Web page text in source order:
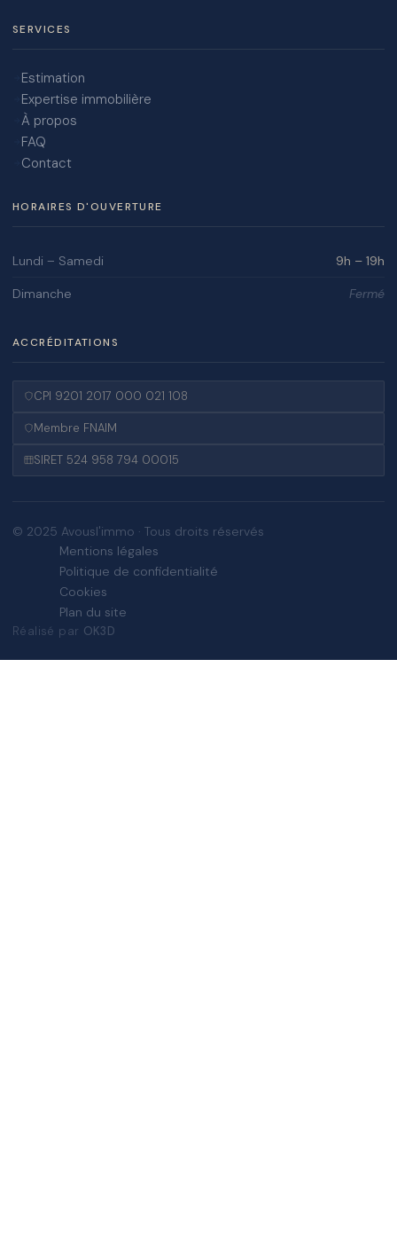
SERVICES
Estimation
Expertise immobilière
À propos
FAQ
Contact
HORAIRES D'OUVERTURE
Lundi – Samedi 9h – 19h
Dimanche Fermé
ACCRÉDITATIONS
CPI 9201 2017 000 021 108
Membre FNAIM
SIRET 524 958 794 00015
© 2025 Avousl'immo · Tous droits réservés
Mentions légales
Politique de confidentialité
Cookies
Plan du site
Réalisé par OK3D